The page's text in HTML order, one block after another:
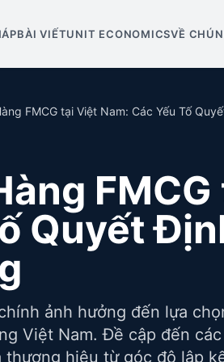
BÀI VIẾTUNIT ECONOMICSVỀ
FMCG tại Việt Nam: Các Yếu Tố
Quyết
ảnh hưởng đến lựa
Việt Nam. Đề cập đến
hiệu từ góc độ lập